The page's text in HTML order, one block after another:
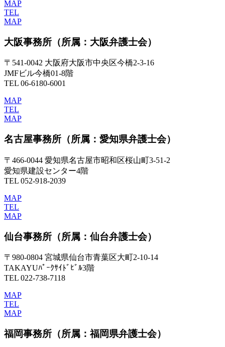
MAP
TEL
MAP
大阪事務所 （所属：大阪弁護士会）
〒541-0042 大阪府大阪市中央区今橋2-3-16
JMFビル今橋01-8階
TEL 06-6180-6001
MAP
TEL
MAP
名古屋事務所 （所属：愛知県弁護士会）
〒466-0044 愛知県名古屋市昭和区桜山町3-51-2
愛知県建設センター4階
TEL 052-918-2039
MAP
TEL
MAP
仙台事務所 （所属：仙台弁護士会）
〒980-0804 宮城県仙台市青葉区大町2-10-14
TAKAYUﾊﾟｰｸｻｲﾄﾞﾋﾞﾙ3階
TEL 022-738-7118
MAP
TEL
MAP
福岡事務所 （所属：福岡県弁護士会）